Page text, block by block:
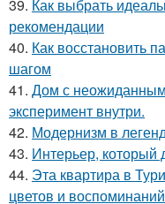
39. Как выбрать
рекомендации
40. Как восстановить
шагом
41. Дом с
эксперимент внутри.
42. Модернизм в
43. Интерьер, который
44. Эта квартира в
цветов и